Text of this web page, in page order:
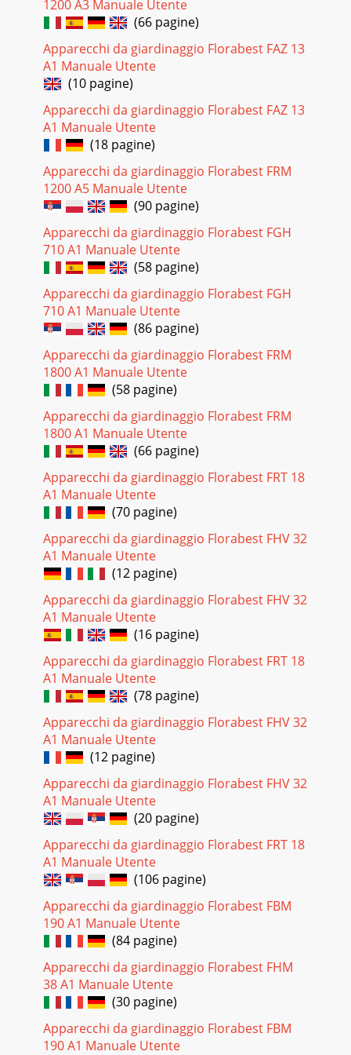
Pagina 29 - Pred začetkom uporabe
37 CZ® Úvod / Bezpečnostní pokynyQ Rozsah
dodávkyBezprostředně po rozbalení zkontrolujte rozsah
dodávky vzhledem kúplnosti, jakož i kbezvadnému
Pagina 30 - Prekontrolirajte zbiralnik
38 CZ®Před uvedením do provozu / Uvedení do
provozuBezpečnostní pokyny / Před uvedením do
poškoz
Pagina 31 - Čiščenje tlačne škropilnice
39 CZ®Před uvedením do provozu / Uvedení do
provozuPřezkoušení tlakové rozprašovače vzhledem
kviditelným poškozenímj Přezkoušejte nádrž 5 vzhledem
40 CZ® Čistění a ošetřování / Likvidace do odpadu Uvedení
do provozu / Čistění a ošetřování Upozornění: Naplňte
nádrž jen takovým množstvím kapal
Pagina 33
41 CZ® Čistění a ošetřování / Likvidace do odpaduj K čištění
ucpané stříkací trysky 11 pou-žijte jehlu k propíchnutí
stříkací trysky 11.j Tlakov
Pagina 34 - Úvod / Bezpečnostní pokyny
6 GB®Table of contents Introduction Introduction Proper
use ...
Pagina 35
Opis dielov ...
Pagina 36 - Před uvedením
43 SK® ÚvodTlakový rozprašovačQ Úvod Tento návod na
použitie vám pomôže pri bezpečnom a hos-podárnom
používaní tlakového rozprašovača v súlade s
44 SK®Bezpečnostné upozornenia / Pred uvedením do
prevádzky Úvod / Bezpečnostné upozorneniaQ Obsah
dodávkyBezprostredne po vybalení skontrolujte ú
Pagina 38
45 SK®Bezpečnostné upozornenia / Pred uvedením do
prevádzkyčistiacimi prostriedkami, nejedzte, nefaj-čite a
nepite. J Po postrekovaní si umyte ruk
Pagina 39 - Likvidace do odpadu
46 SK® Uvedenie do prevádzky / Čistenie a údržba Pred
uvedením do prevádzky / Uvedenie do prevádzkyviditeľné
poškodenia a bezpečnú funkč-nosť tlakov
Pagina 40
47 SK® Uvedenie do prevádzky / Čistenie a údržbačistiace
prostriedky boli vo vašej krajine povolené a kompatibilné s
tlakovým rozprašovačom. Upozor
Pagina 41
48 SK® Čistenie a údržba / LikvidáciaInhaltsverzeichnisQ
Čistenie tlakového rozprašovačaj Odskrutkujte
Pagina 42 - Všeobecné bezpečnostné
1200 A3 Manuale Utente
(66 pagine)
Apparecchi da giardinaggio Florabest FAZ 13
A1 Manuale Utente
(10 pagine)
Apparecchi da giardinaggio Florabest FAZ 13
A1 Manuale Utente
(18 pagine)
Apparecchi da giardinaggio Florabest FRM
1200 A5 Manuale Utente
(90 pagine)
Apparecchi da giardinaggio Florabest FGH
710 A1 Manuale Utente
(58 pagine)
Apparecchi da giardinaggio Florabest FGH
710 A1 Manuale Utente
(86 pagine)
Apparecchi da giardinaggio Florabest FRM
1800 A1 Manuale Utente
(58 pagine)
Apparecchi da giardinaggio Florabest FRM
1800 A1 Manuale Utente
(66 pagine)
Apparecchi da giardinaggio Florabest FRT 18
A1 Manuale Utente
(70 pagine)
Apparecchi da giardinaggio Florabest FHV 32
A1 Manuale Utente
(12 pagine)
Apparecchi da giardinaggio Florabest FHV 32
A1 Manuale Utente
(16 pagine)
Apparecchi da giardinaggio Florabest FRT 18
A1 Manuale Utente
(78 pagine)
Apparecchi da giardinaggio Florabest FHV 32
A1 Manuale Utente
(12 pagine)
Apparecchi da giardinaggio Florabest FHV 32
A1 Manuale Utente
(20 pagine)
Apparecchi da giardinaggio Florabest FRT 18
A1 Manuale Utente
(106 pagine)
Apparecchi da giardinaggio Florabest FBM
190 A1 Manuale Utente
(84 pagine)
Apparecchi da giardinaggio Florabest FHM
38 A1 Manuale Utente
(30 pagine)
Apparecchi da giardinaggio Florabest FBM
190 A1 Manuale Utente